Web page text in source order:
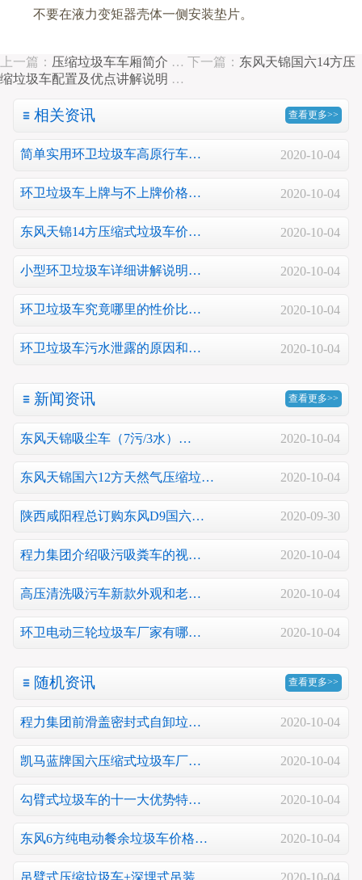
不要在液力变矩器壳体一侧安装垫片。
上一篇： 压缩垃圾车车厢简介 … 下一篇： 东风天锦国六14方压
缩垃圾车配置及优点讲解说明 …
相关资讯 查看更多>>
简单实用环卫垃圾车高原行车… 2020-10-04
环卫垃圾车上牌与不上牌价格… 2020-10-04
东风天锦14方压缩式垃圾车价… 2020-10-04
小型环卫垃圾车详细讲解说明… 2020-10-04
环卫垃圾车究竟哪里的性价比… 2020-10-04
环卫垃圾车污水泄露的原因和… 2020-10-04
新闻资讯 查看更多>>
东风天锦吸尘车（7污/3水）… 2020-10-04
东风天锦国六12方天然气压缩垃… 2020-10-04
陕西咸阳程总订购东风D9国六… 2020-09-30
程力集团介绍吸污吸粪车的视… 2020-10-04
高压清洗吸污车新款外观和老… 2020-10-04
环卫电动三轮垃圾车厂家有哪… 2020-10-04
随机资讯 查看更多>>
程力集团前滑盖密封式自卸垃… 2020-10-04
凯马蓝牌国六压缩式垃圾车厂… 2020-10-04
勾臂式垃圾车的十一大优势特… 2020-10-04
东风6方纯电动餐余垃圾车价格… 2020-10-04
吊臂式压缩垃圾车+深埋式吊装…